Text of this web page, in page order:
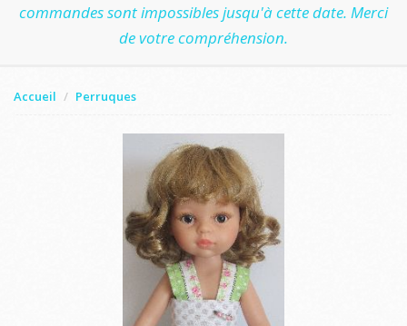
commandes sont impossibles jusqu'à cette date. Merci
de votre compréhension.
Accueil Perruques